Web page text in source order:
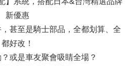
新優惠
，甚至是騎士部品，全都划算、全
都好改！
或是車友聚會吸睛全場？